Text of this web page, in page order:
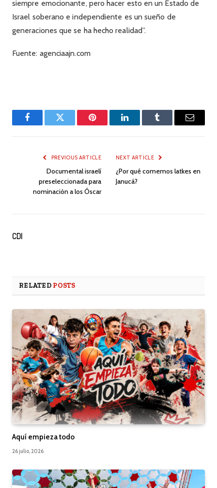
siempre emocionante, pero hacer esto en un Estado de
Israel soberano e independiente es un sueño de
generaciones que se ha hecho realidad”.
Fuente: agenciaajn.com
FacebookTwitter Pinterest LinkedInTumblr Email
PREVIOUS ARTICLE
Documental israelí
preseleccionada para
nominación a los Óscar
NEXT ARTICLE
¿Por qué comemos latkes en
Janucá?
CDI
RELATED POSTS
Aquí empieza todo
26 julio, 2026